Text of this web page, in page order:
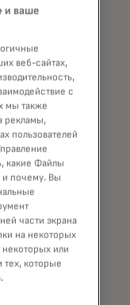
и ваше
веб-сайтах,
с
мы также
рекламы,
пользователей
какие Файлы
и почему. Вы
части экрана
на некоторых
некоторых или
которые